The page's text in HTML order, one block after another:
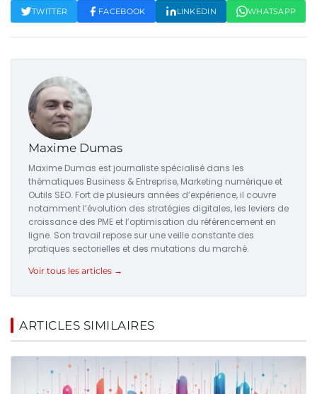
TWITTER FACEBOOK LINKEDIN WHATSAPP
Maxime Dumas
Maxime Dumas est journaliste spécialisé dans les
thématiques Business & Entreprise, Marketing numérique et
Outils SEO. Fort de plusieurs années d’expérience, il couvre
notamment l’évolution des stratégies digitales, les leviers de
croissance des PME et l’optimisation du référencement en
ligne. Son travail repose sur une veille constante des
pratiques sectorielles et des mutations du marché.
Voir tous les articles →
ARTICLES SIMILAIRES